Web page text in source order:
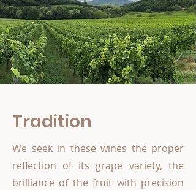
Tradition
We seek in these wines the proper
reflection of its grape variety, the
brilliance of the fruit with precision